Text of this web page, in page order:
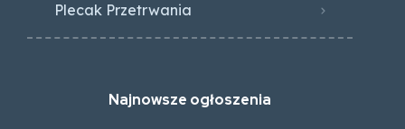
Plecak Przetrwania
Najnowsze ogłoszenia